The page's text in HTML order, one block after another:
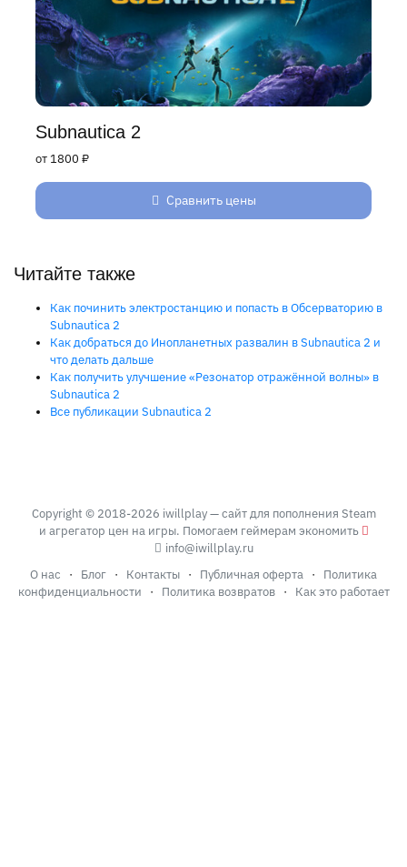
Subnautica 2
от 1800 ₽
Сравнить цены
Читайте также
Как починить электростанцию и попасть в Обсерваторию в
Subnautica 2
Как добраться до Инопланетных развалин в Subnautica 2 и
что делать дальше
Как получить улучшение «Резонатор отражённой волны» в
Subnautica 2
Все публикации Subnautica 2
Copyright © 2018-2026 iwillplay — сайт для пополнения Steam
и агрегатор цен на игры. Помогаем геймерам экономить
info@iwillplay.ru
О нас · Блог · Контакты · Публичная оферта · Политика
конфиденциальности · Политика возвратов· Как это работает